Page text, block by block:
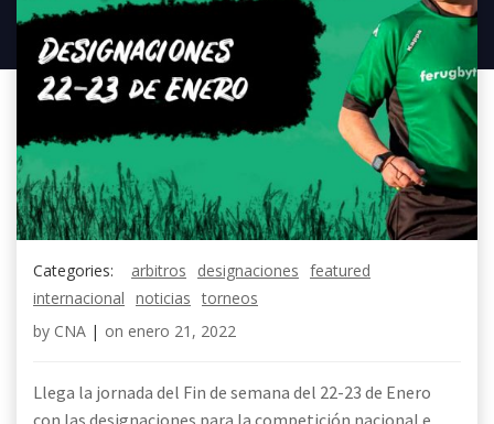
Categories: arbitros designaciones featured
internacional noticias torneos
by CNA | on enero 21, 2022
Llega la jornada del Fin de semana del 22-23 de Enero
con las designaciones para la competición nacional e